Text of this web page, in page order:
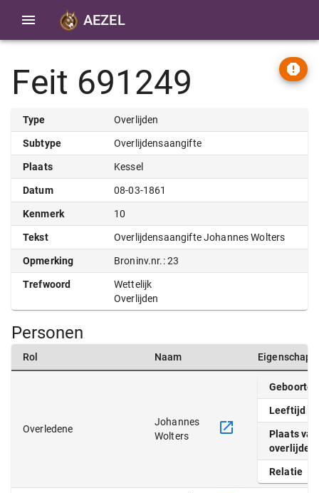
AEZEL
Feit 691249
Type Overlijden
Subtype Overlijdensaangifte
Plaats Kessel
Datum 08-03-1861
Kenmerk 10
Tekst Overlijdensaangifte Johannes Wolters
Opmerking Broninv.nr.: 23
Trefwoord
Wettelijk
Overlijden
Personen
Rol Naam
Overledene
Johannes
Wolters
Leeftijd
Plaats van
overlijden
Relatie